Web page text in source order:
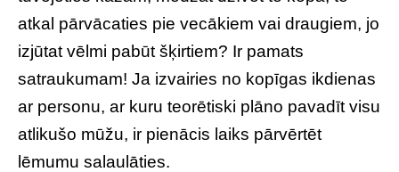
atkal pārvācaties pie vecākiem vai draugiem, jo
izjūtat vēlmi pabūt šķirtiem? Ir pamats
satraukumam! Ja izvairies no kopīgas ikdienas
ar personu, ar kuru teorētiski plāno pavadīt visu
atlikušo mūžu, ir pienācis laiks pārvērtēt
lēmumu salaulāties.